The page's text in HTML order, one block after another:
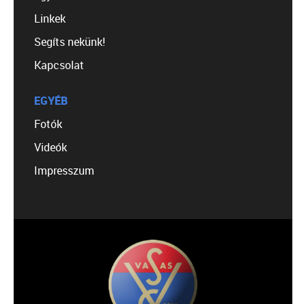
Linkek
Segíts nekünk!
Kapcsolat
EGYÉB
Fotók
Videók
Impresszum